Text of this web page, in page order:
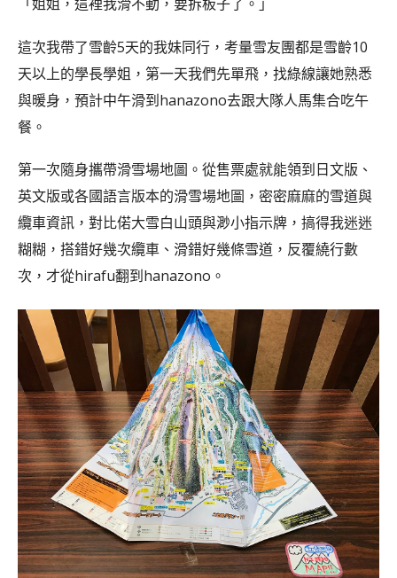
這次我帶了雪齡5天的我妹同行，考量雪友團都是雪齡10
天以上的學長學姐，第一天我們先單飛，找綠線讓她熟悉
與暖身，預計中午滑到hanazono去跟大隊人馬集合吃午
餐。
第一次隨身攜帶滑雪場地圖。從售票處就能領到日文版、
英文版或各國語言版本的滑雪場地圖，密密麻麻的雪道與
纜車資訊，對比偌大雪白山頭與渺小指示牌，搞得我迷迷
糊糊，搭錯好幾次纜車、滑錯好幾條雪道，反覆繞行數
次，才從hirafu翻到hanazono。